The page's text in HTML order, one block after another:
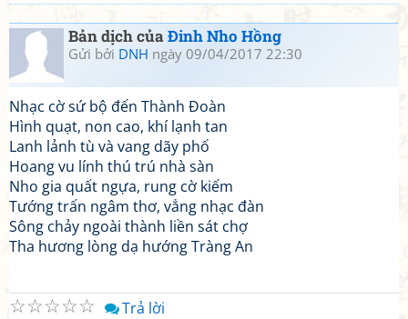
Bản dịch củaĐinh Nho Hồng
Gửi bởi DNH ngày 09/04/2017 22:30
Nhạc cờ sứ bộ đến Thành Đoàn
Hình quạt, non cao, khí lạnh tan
Lanh lảnh tù và vang dãy phố
Hoang vu lính thú trú nhà sàn
Nho gia quất ngựa, rung cờ kiếm
Tướng trấn ngâm thơ, vẳng nhạc đàn
Sông chảy ngoài thành liền sát chợ
Tha hương lòng dạ hướng Tràng An
☆
☆
☆
☆
☆ Trả lời